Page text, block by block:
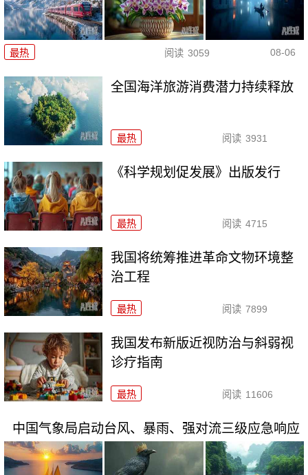
最热 阅读 3059 08-06
全国海洋旅游消费潜力持续释放
最热 阅读 3931
《科学规划促发展》出版发行
最热 阅读 4715
我国将统筹推进革命文物环境整
治工程
最热 阅读 7899
我国发布新版近视防治与斜弱视
诊疗指南
最热 阅读 11606
中国气象局启动台风、暴雨、强对流三级应急响应